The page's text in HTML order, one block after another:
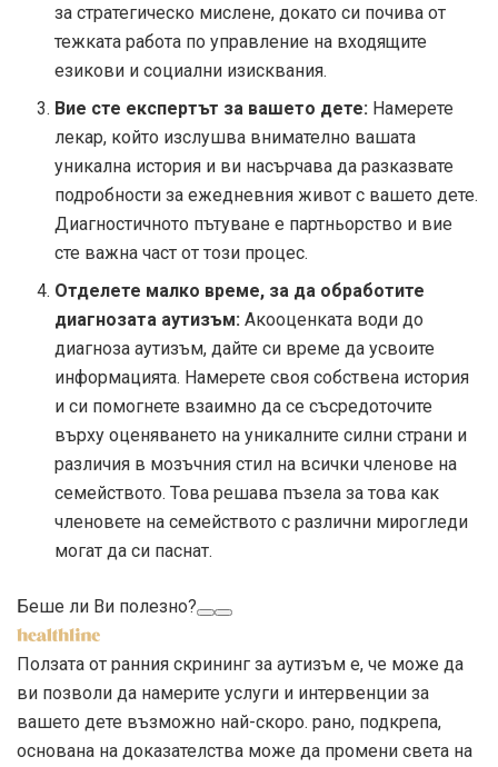
за стратегическо мислене, докато си почива от
тежката работа по управление на входящите
езикови и социални изисквания.
Вие сте експертът за вашето дете: Намерете
лекар, който изслушва внимателно вашата
уникална история и ви насърчава да разказвате
подробности за ежедневния живот с вашето дете.
Диагностичното пътуване е партньорство и вие
сте важна част от този процес.
Отделете малко време, за да обработите
диагнозата аутизъм: Акооценката води до
диагноза аутизъм, дайте си време да усвоите
информацията. Намерете своя собствена история
и си помогнете взаимно да се съсредоточите
върху оценяването на уникалните силни страни и
различия в мозъчния стил на всички членове на
семейството. Това решава пъзела за това как
членовете на семейството с различни мирогледи
могат да си паснат.
Беше ли Ви полезно?
Ползата от ранния скрининг за аутизъм е, че може да
ви позволи да намерите услуги и интервенции за
вашето дете възможно най-скоро. рано, подкрепа,
основана на доказателства може да промени света на